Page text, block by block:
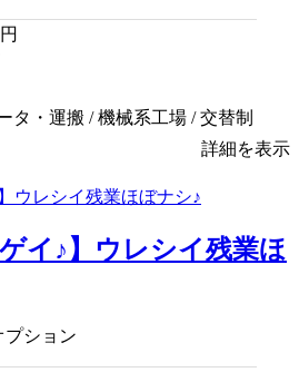
円
タ・運搬 / 機械系工場 / 交替制
詳細を表示
イ♪】ウレシイ残業ほ
プション